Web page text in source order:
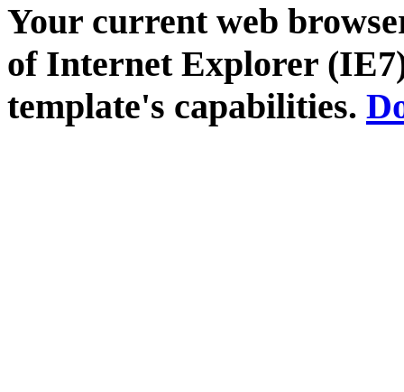
Your current web
of Internet Explorer
template's capabilities.